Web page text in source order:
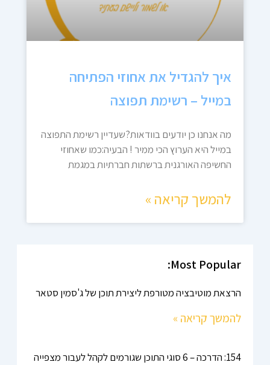
איך להגדיל את אחוזי הפתיחה
במייל – רשימת תפוצה
מה אנחנו כן יודעים בוודאות?שעדיין רשימת התפוצה
במייל היא הערוץ הכי ממיר ! הבעיה:כמו שאחוזי
החשיפה האורגנית ברשתות חברתיות במגמת
להמשך קריאה »
Most Popular:
הרצאת מוטיבציה מטורפת ליצירת תוכן של ג'סמין סטאר
להמשך קריאה »
154: הדרכה – 6 סוגי התוכן שגורמים לקהל לעבור מצפייה